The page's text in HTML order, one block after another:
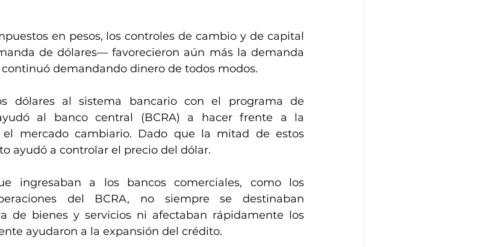
en pesos, los controles de cambio y de capital
de dólares— favorecieron aún más la demanda
demandando dinero de todos modos.
dólares al sistema bancario con el programa de
al banco central (BCRA) a hacer frente a la
mercado cambiario. Dado que la mitad de estos
ayudó a controlar el precio del dólar.
ingresaban a los bancos comerciales, como los
del BCRA, no siempre se destinaban
de bienes y servicios ni afectaban rápidamente los
ayudaron a la expansión del crédito.